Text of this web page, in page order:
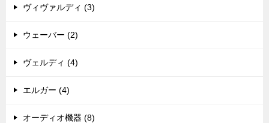
ヴィヴァルディ (3)
ウェーバー (2)
ヴェルディ (4)
エルガー (4)
オーディオ機器 (8)